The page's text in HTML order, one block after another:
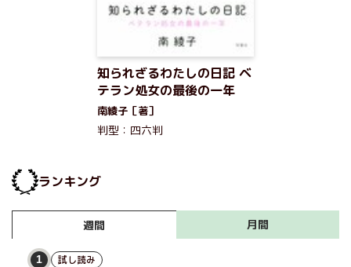
知られざるわたしの日記 ベ
テラン処女の最後の一年
南綾子［著］
判型：四六判
ランキング
週間 月間
1 試し読み